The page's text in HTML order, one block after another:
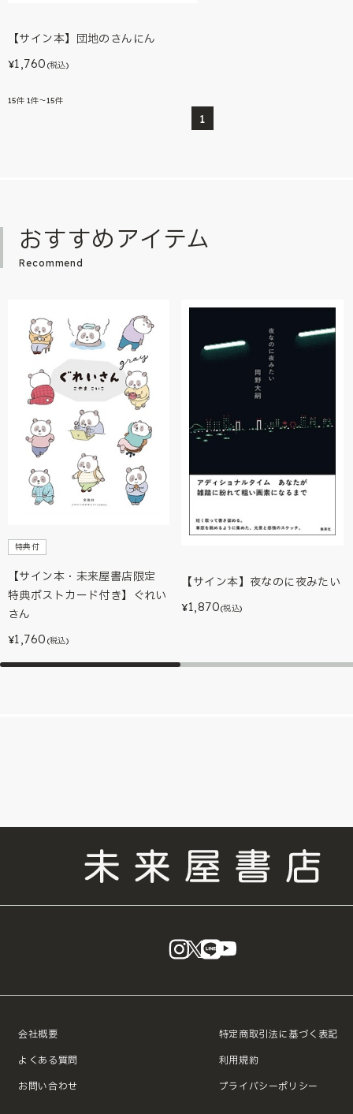
【サイン本】団地のさんにん
¥1,760 (税込)
15件 1件～15件
1
おすすめアイテム
Recommend
特典付
【サイン本・未来屋書店限定
特典ポストカード付き】ぐれい
さん
¥1,760 (税込)
【サイン本】夜なのに夜みたい
¥1,870(税込)
instagram
X LINE
会社概要
よくある質問
お問い合わせ
特定商取引法に基づく表記
利用規約
プライバシーポリシー